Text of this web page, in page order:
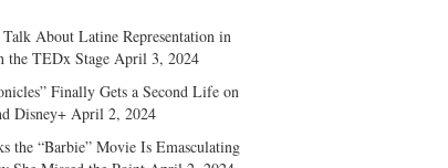
About Latine Representation in
the TEDx Stage April 3, 2024
Finally Gets a Second Life on
Disney+ April 2, 2024
the “Barbie” Movie Is Emasculating